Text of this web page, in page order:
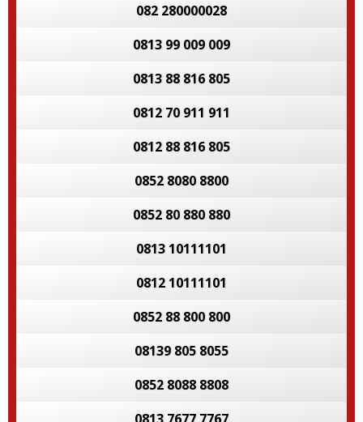
082 280000028
0813 99 009 009
0813 88 816 805
0812 70 911 911
0812 88 816 805
0852 8080 8800
0852 80 880 880
0813 10111101
0812 10111101
0852 88 800 800
08139 805 8055
0852 8088 8808